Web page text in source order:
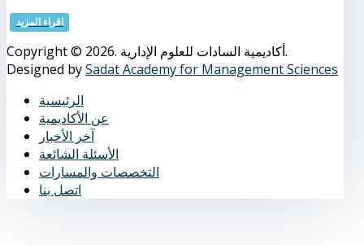
اقراء المزيد
Copyright © 2026. أكاديمية السادات للعلوم الإدارية.
Designed bySadat Academy for Management Sciences
الرئيسية
عن الأكاديمية
آخر الأخبار
الأسئلة الشائعة
التخصصات والمسارات
اتصل بنا